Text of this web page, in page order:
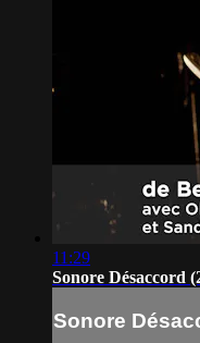
11:29
Sonore Désaccord
Sonore